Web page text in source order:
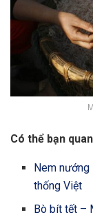
Có thể bạn
Nem
thống Việt
Bò bít tết –